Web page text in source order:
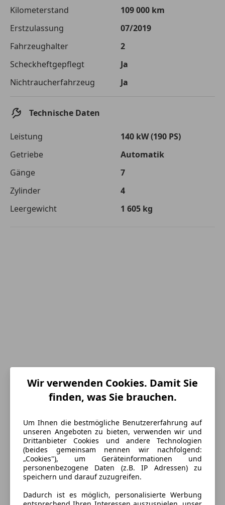
Sollzinssatz
7,25 %
Monatliche Rate € 243,02
von der von Ihnen gewählten Bank. Rückzahlungszeitraum 1-10
Jetzt berechnen
Kilometerstand
109 000 km
Erstzulassung
07/2019
Fahrzeughalter
2
Scheckheftgepflegt
Ja
Nichtraucherfahrzeug
Ja
Technische Daten
Leistung
140 kW (190 PS)
Getriebe
Automatik
Gänge
7
Zylinder
4
Leergewicht
1 605 kg
Energieverbrauch
Schadstoffklasse
Euro 6d-TEMP
Kraftstoff
Diesel
Kraftstoffverbrauch
4,60l/100 km (komb.)
CO₂-Emissionen
121 g/km (komb.)
Wir verwenden Cookies. Damit Sie
finden, was Sie brauchen.
Um Ihnen die bestmögliche Benutzererfahrung auf
unseren Angeboten zu bieten, verwenden wir und
Drittanbieter Cookies und andere Technologien
(beides gemeinsam nennen wir nachfolgend:
„Cookies"), um Geräteinformationen und
personenbezogene Daten (z.B. IP Adressen) zu
speichern und darauf zuzugreifen.
Dadurch ist es möglich, personalisierte Werbung